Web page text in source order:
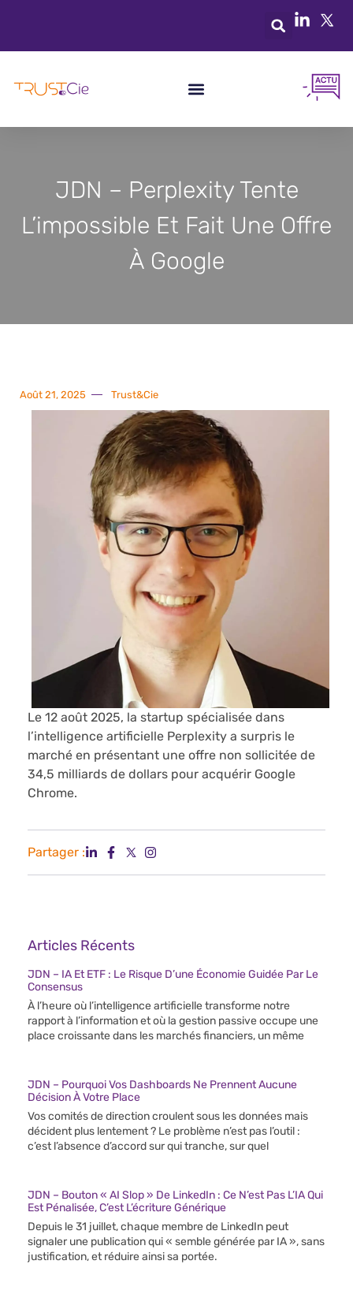
JDN – Perplexity Tente
L’impossible Et Fait Une Offre
À Google
Août 21, 2025 Trust&Cie
Le 12 août 2025, la startup spécialisée dans
l’intelligence artificielle Perplexity a surpris le
marché en présentant une offre non sollicitée de
34,5 milliards de dollars pour acquérir Google
Chrome.
Partager :
Articles Récents
JDN – IA Et ETF : Le Risque D’une Économie Guidée Par Le
Consensus
À l’heure où l’intelligence artificielle transforme notre
rapport à l’information et où la gestion passive occupe une
place croissante dans les marchés financiers, un même
JDN – Pourquoi Vos Dashboards Ne Prennent Aucune
Décision À Votre Place
Vos comités de direction croulent sous les données mais
décident plus lentement ? Le problème n’est pas l’outil :
c’est l’absence d’accord sur qui tranche, sur quel
JDN – Bouton « AI Slop » De LinkedIn : Ce N’est Pas L’IA Qui
Est Pénalisée, C’est L’écriture Générique
Depuis le 31 juillet, chaque membre de LinkedIn peut
signaler une publication qui « semble générée par IA », sans
justification, et réduire ainsi sa portée.